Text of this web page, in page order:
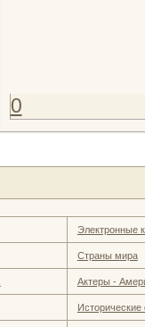
0
Электронные
Страны мира
Актеры -